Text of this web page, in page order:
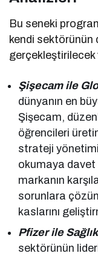
Bu seneki
kendi sektörünün
Şişecam ile
dünyanın en
Şişecam,
öğrencileri
strateji
okumaya davet
markanın
sorunlara
kaslarını
Pfizer ile
sektörünün